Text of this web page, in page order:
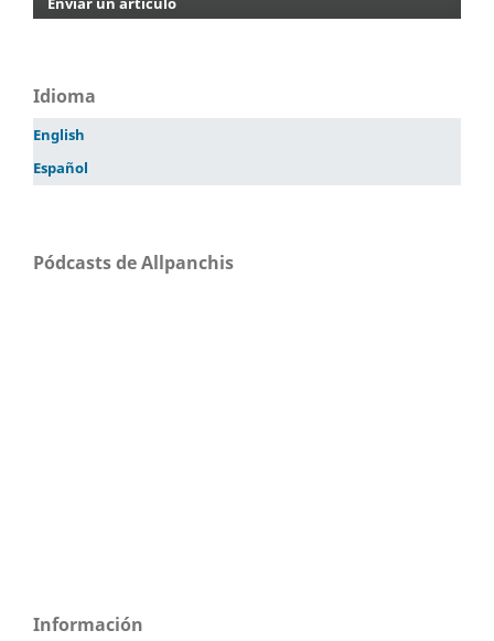
Idioma
English
Español
Pódcasts de Allpanchis
Información